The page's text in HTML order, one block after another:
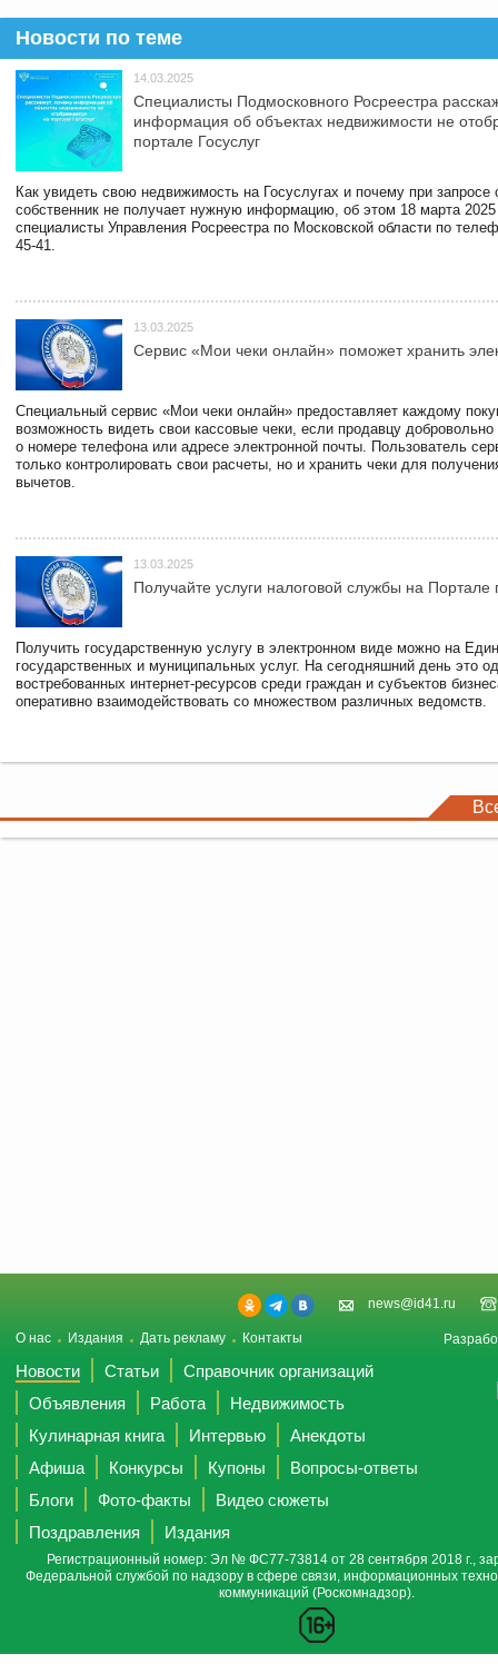
Новости по теме
14.03.2025
Специалисты Подмосковного Росреестра
информация об объектах недвижимости не
портале Госуслуг
Как увидеть свою недвижимость на Госуслугах и почему при запросе
собственник не получает нужную информацию, об этом 18 марта 2025
специалисты Управления Росреестра по Московской области по
45-41.
13.03.2025
Сервис «Мои чеки онлайн» поможет хранить
Специальный сервис «Мои чеки онлайн» предоставляет каждому
возможность видеть свои кассовые чеки, если продавцу
о номере телефона или адресе электронной почты. Пользователь
только контролировать свои расчеты, но и хранить чеки для
вычетов.
13.03.2025
Получайте услуги налоговой службы на Портале
Получить государственную услугу в электронном виде можно на
государственных и муниципальных услуг. На сегодняшний день это
востребованных интернет-ресурсов среди граждан и субъектов
оперативно взаимодействовать со множеством различных ведомств.
news@id41.ru
О нас Издания Дать рекламу Контакты
Новости Статьи
Справочник организаций
Объявления
Работа
Недвижимость
Кулинарная книга
Интервью
Анекдоты
Афиша
Конкурсы Купоны
Вопросы-ответы
Блоги
Фото-факты
Видео сюжеты
Поздравления
Издания
Регистрационный номер: Эл № ФС77-73814 от 28 сентября 2018 г.,
Федеральной службой по надзору в сфере связи, информационных
коммуникаций (Роскомнадзор).